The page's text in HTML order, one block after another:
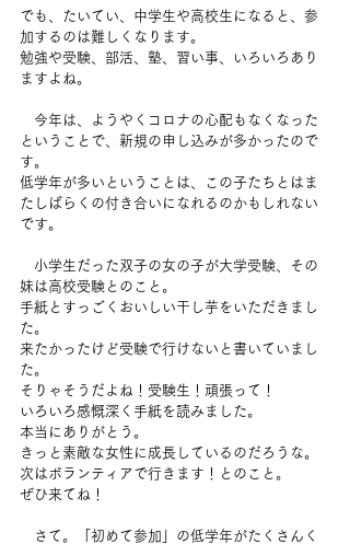
でも、たいてい、中学生や高校生になると、参
加するのは難しくなります。
勉強や受験、部活、塾、習い事、いろいろあり
ますよね。
今年は、ようやくコロナの心配もなくなった
ということで、新規の申し込みが多かったので
す。
低学年が多いということは、この子たちとはま
たしばらくの付き合いになれるのかもしれない
です。
小学生だった双子の女の子が大学受験、その
妹は高校受験とのこと。
手紙とすっごくおいしい干し芋をいただきまし
た。
来たかったけど受験で行けないと書いていまし
た。
そりゃそうだよね！受験生！頑張って！
いろいろ感慨深く手紙を読みました。
本当にありがとう。
きっと素敵な女性に成長しているのだろうな。
次はボランティアで行きます！とのこと。
ぜひ来てね！
さて。「初めて参加」の低学年がたくさんく